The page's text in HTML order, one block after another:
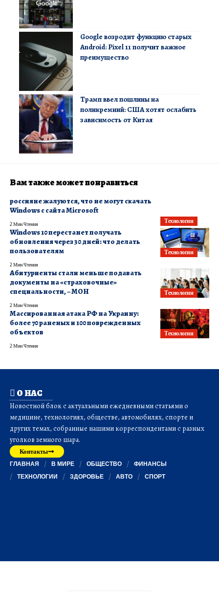
Google возродит функцию старых
Android: Pixel 11 получит важное
преимущество
Трамп ввел пошлины на
поликремний: США хотят ослабить
зависимость от Китая
Вам также может понравиться
Технологии
россияне жалуются, что не могут скачать
Windows с сайта Microsoft
2 Мин Чтения
Технологии
Windows 10 перестанет получать
обновления через 30 дней: что делать
пользователям
2 Мин Чтения
Технологии
Абитуриенты стали меньше подавать
документы на «страховочные»
специальности, – МОН
2 Мин Чтения
Технологии
Массированная атака РФ на Украину:
более 70 раненых и 100 поврежденных
объектов
2 Мин Чтения
О НАС
Новостной блок с актуальными ежедневными статьями о
медицине, технологиях, обществе, автомобилях, спорте и
других темах, собранные нашими корреспондентами с разных
уголков земного шара.
Контакты
ГЛАВНАЯ В МИРЕ ОБЩЕСТВО
ФИНАНСЫ
ТЕХНОЛОГИИ
ЗДОРОВЬЕ АВТО СПОРТ